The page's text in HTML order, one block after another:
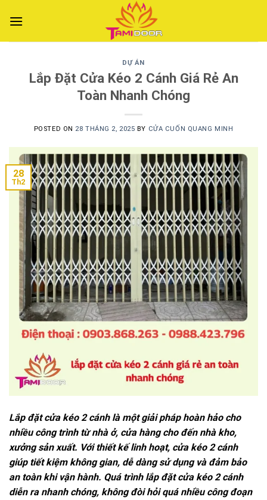
DỰ ÁN
Lắp Đặt Cửa Kéo 2 Cánh Giá Rẻ An
Toàn Nhanh Chóng
POSTED ON 28 THÁNG 2, 2025 BY CỬA CUỐN QUANG MINH
28
Th2
Lắp đặt cửa kéo 2 cánh là một giải pháp hoàn hảo cho
nhiều công trình từ nhà ở, cửa hàng cho đến nhà kho,
xưởng sản xuất. Với thiết kế linh hoạt, cửa kéo 2 cánh
giúp tiết kiệm không gian, dễ dàng sử dụng và đảm bảo
an toàn khi vận hành. Quá trình lắp đặt cửa kéo 2 cánh
diễn ra nhanh chóng, không đòi hỏi quá nhiều công đoạn